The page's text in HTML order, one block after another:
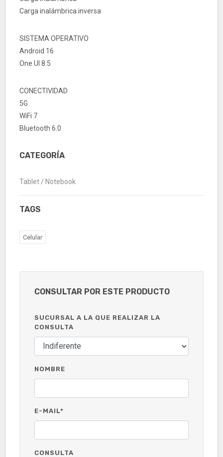
Carga inalámbrica inversa
SISTEMA OPERATIVO
Android 16
One UI 8.5
CONECTIVIDAD
5G
WiFi 7
Bluetooth 6.0
CATEGORÍA
Tablet / Notebook
TAGS
Celular
CONSULTAR POR ESTE PRODUCTO
SUCURSAL A LA QUE REALIZAR LA
CONSULTA
NOMBRE
E-MAIL*
CONSULTA